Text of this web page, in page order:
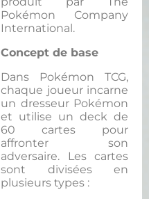
Pokémon Company
International.
Concept de base
Dans Pokémon TCG,
chaque joueur incarne
un dresseur Pokémon
et utilise un deck de
60 cartes pour
affronter son
adversaire. Les cartes
sont divisées en
plusieurs types :